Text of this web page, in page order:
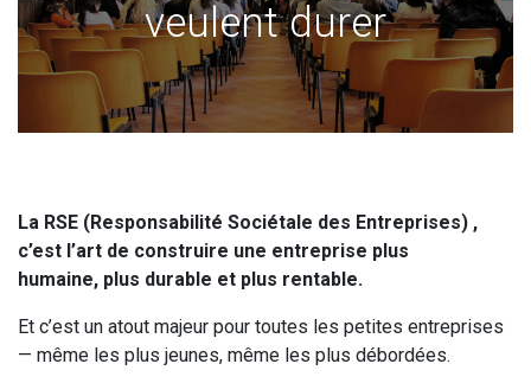
veulent durer
La RSE (Responsabilité Sociétale des Entreprises) ,
c’est l’art de construire une entreprise plus
humaine, plus durable et plus rentable.
Et c’est un atout majeur pour toutes les petites entreprises
— même les plus jeunes, même les plus débordées.